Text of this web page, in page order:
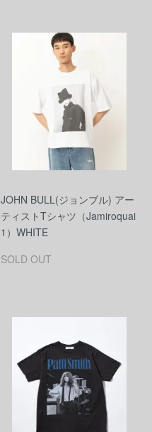
JOHN BULL(ジョンブル) アー
ティストTシャツ（Jamiroquai
1）WHITE
SOLD OUT